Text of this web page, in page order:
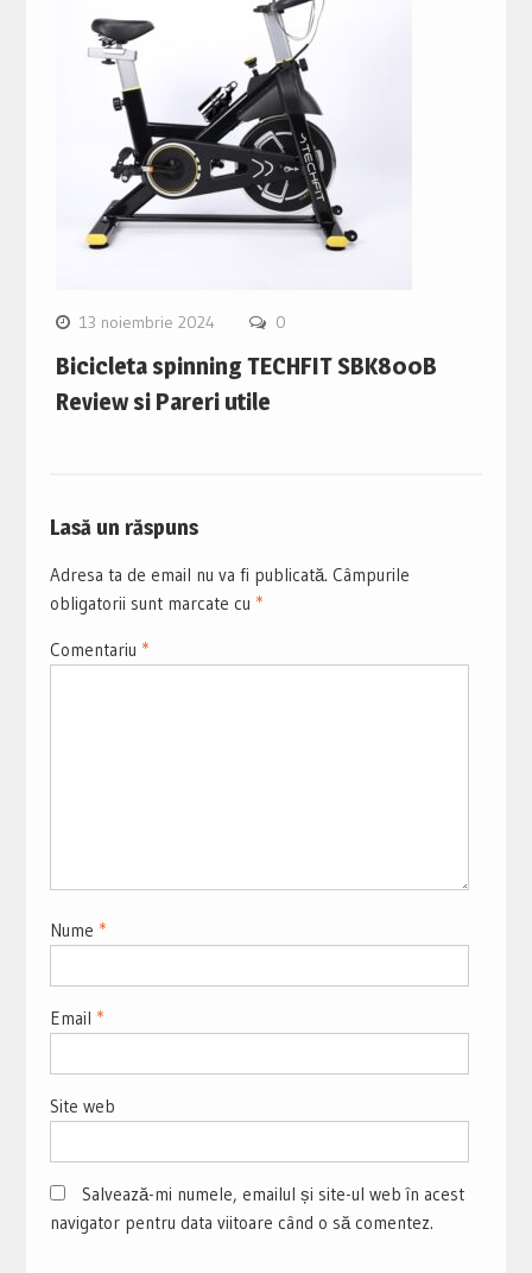
13 noiembrie 2024 0
Bicicleta spinning TECHFIT SBK800B
Review si Pareri utile
Lasă un răspuns
Adresa ta de email nu va fi publicată. Câmpurile
obligatorii sunt marcate cu *
Comentariu *
Nume *
Email *
Site web
Salvează-mi numele, emailul și site-ul web în acest
navigator pentru data viitoare când o să comentez.